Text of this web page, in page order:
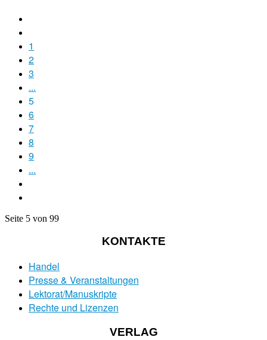
1
2
3
...
5
6
7
8
9
...
Seite 5 von 99
KONTAKTE
Handel
Presse & Veranstaltungen
Lektorat/Manuskripte
Rechte und Lizenzen
VERLAG